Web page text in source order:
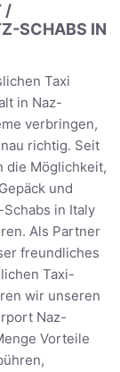
/
SCHABS IN
Taxi
in Naz-
verbringen,
richtig. Seit
die Möglichkeit,
und
in Italy
Als Partner
freundliches
Taxi-
wir unseren
Naz-
Vorteile